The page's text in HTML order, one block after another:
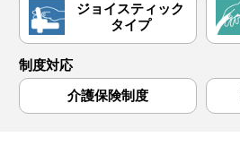
ジョイスティック
タイプ
制度対応
介護保険制度